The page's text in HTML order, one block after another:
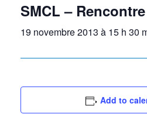
SMCL –
19 novembre 2013 à 15 h 30
Add to